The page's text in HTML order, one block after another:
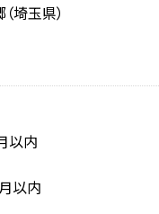
埼玉県）
以内
以内